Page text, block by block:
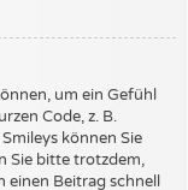
um ein Gefühl
Code, z. B.
können Sie
Sie bitte trotzdem,
Beitrag schnell